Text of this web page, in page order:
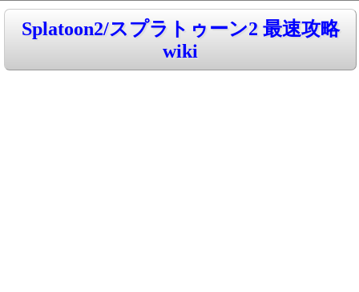
Splatoon2/スプラトゥーン2 最速攻略
wiki